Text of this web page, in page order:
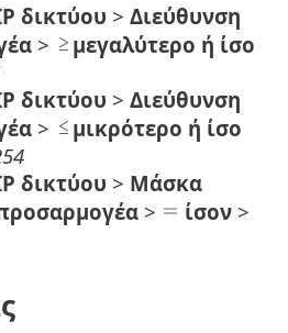
δικτύου > Διεύθυνση
>
μεγαλύτερο ή ίσο
δικτύου > Διεύθυνση
>
μικρότερο ή ίσο
δικτύου > Μάσκα
> ίσον >